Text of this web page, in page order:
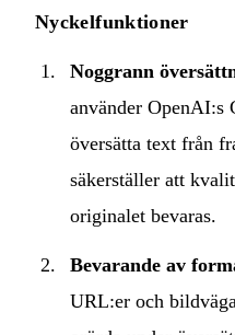
Nyckelfunktioner
Noggrann
använder OpenAI:s
översätta text från
säkerställer att
originalet bevaras.
Bevarande av
URL:er och